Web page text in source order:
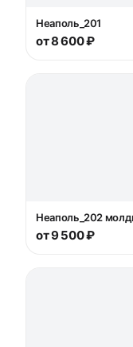
Неаполь_201
от 8 600 ₽
Неаполь_202
от 9 500 ₽